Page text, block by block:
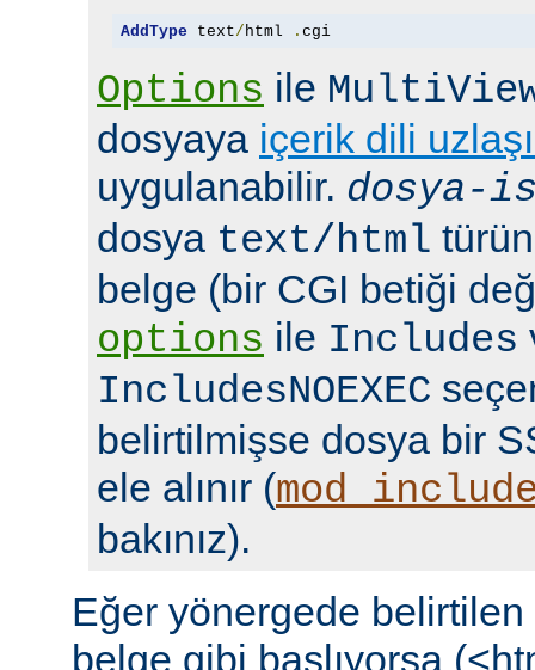
AddType text/ html . cgi
Options ile
dosyaya içerik dili
uygulanabilir. dosya-
dosya text/html
belge (bir CGI betiği
options ile Includes
IncludesNOEXEC
belirtilmişse dosya bir
ele alınır (
bakınız).
Eğer yönergede
belge gibi başlıyorsa